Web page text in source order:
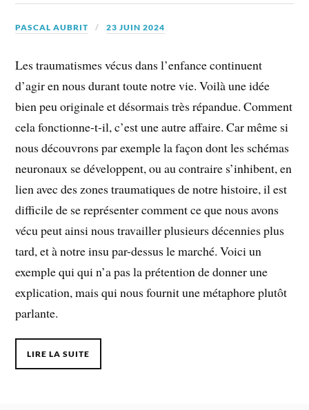
PASCAL AUBRIT 23 JUIN 2024
Les traumatismes vécus dans l’enfance continuent
d’agir en nous durant toute notre vie. Voilà une idée
bien peu originale et désormais très répandue. Comment
cela fonctionne-t-il, c’est une autre affaire. Car même si
nous découvrons par exemple la façon dont les schémas
neuronaux se développent, ou au contraire s’inhibent, en
lien avec des zones traumatiques de notre histoire, il est
difficile de se représenter comment ce que nous avons
vécu peut ainsi nous travailler plusieurs décennies plus
tard, et à notre insu par-dessus le marché. Voici un
exemple qui qui n’a pas la prétention de donner une
explication, mais qui nous fournit une métaphore plutôt
parlante.
LIRE LA SUITE